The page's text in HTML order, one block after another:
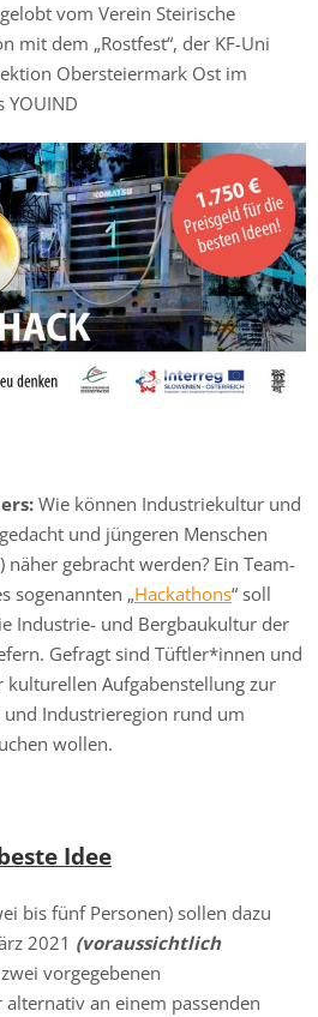
vom Verein Steirische
mit dem „Rostfest“, der KF-Uni
Obersteiermark Ost im
YOUIND
Wie können Industriekultur und
und jüngeren Menschen
näher gebracht werden? Ein Team-
sogenannten „Hackathons“ soll
Industrie- und Bergbaukultur der
Gefragt sind Tüftler*innen und
kulturellen Aufgabenstellung zur
Industrieregion rund um
wollen.
Idee
bis fünf Personen) sollen dazu
2021 (voraussichtlich
vorgegebenen
an einem passenden